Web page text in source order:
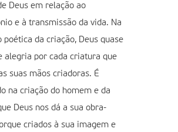
Deus em relação ao
e à transmissão da vida. Na
poética da criação, Deus quase
alegria por cada criatura que
suas mãos criadoras. É
na criação do homem e da
Deus nos dá a sua obra-
criados à sua imagem e